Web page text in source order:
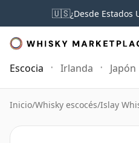
🇺🇸¿Desde Estados
Escocia Irlanda Japón
Inicio/Whisky escocés/Islay